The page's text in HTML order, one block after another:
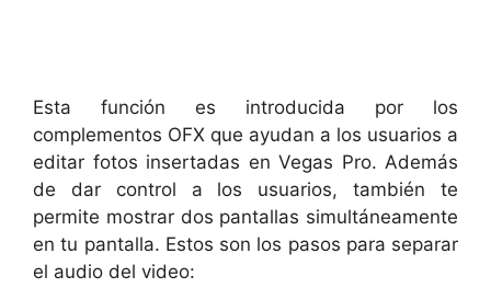
Esta función es introducida por los
complementos OFX que ayudan a los usuarios a
editar fotos insertadas en Vegas Pro. Además
de dar control a los usuarios, también te
permite mostrar dos pantallas simultáneamente
en tu pantalla. Estos son los pasos para separar
el audio del video: